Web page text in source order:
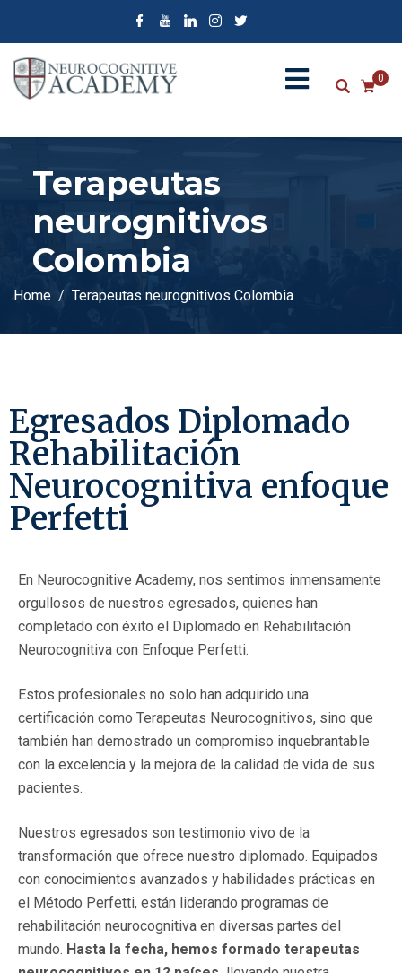
0
Terapeutas
neurognitivos
Colombia
Home Terapeutas neurognitivos Colombia
Egresados Diplomado
Rehabilitación
Neurocognitiva enfoque
Perfetti
En Neurocognitive Academy, nos sentimos inmensamente
orgullosos de nuestros egresados, quienes han
completado con éxito el Diplomado en Rehabilitación
Neurocognitiva con Enfoque Perfetti.
Estos profesionales no solo han adquirido una
certificación como Terapeutas Neurocognitivos, sino que
también han demostrado un compromiso inquebrantable
con la excelencia y la mejora de la calidad de vida de sus
pacientes.
Nuestros egresados son testimonio vivo de la
transformación que ofrece nuestro diplomado. Equipados
con conocimientos avanzados y habilidades prácticas en
el Método Perfetti, están liderando programas de
rehabilitación neurocognitiva en diversas partes del
mundo. Hasta la fecha, hemos formado terapeutas